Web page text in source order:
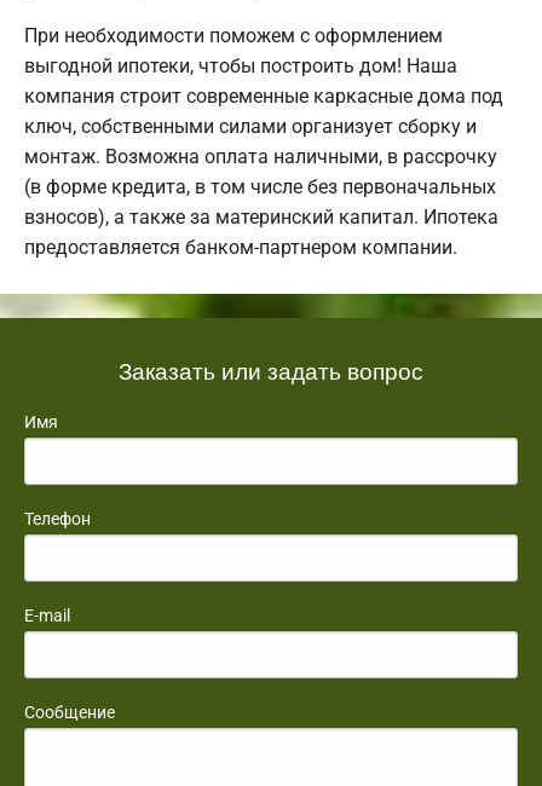
При необходимости поможем с оформлением
выгодной ипотеки, чтобы построить дом! Наша
компания строит современные каркасные дома под
ключ, собственными силами организует сборку и
монтаж. Возможна оплата наличными, в рассрочку
(в форме кредита, в том числе без первоначальных
взносов), а также за материнский капитал. Ипотека
предоставляется банком-партнером компании.
Заказать или задать вопрос
Имя
Телефон
E-mail
Сообщение